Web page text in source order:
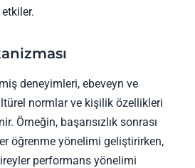
deneyimleri, ebeveyn ve
normlar ve kişilik özellikleri
Örneğin, başarısızlık sonrası
öğrenme yönelimi geliştirirken,
performans yönelimi